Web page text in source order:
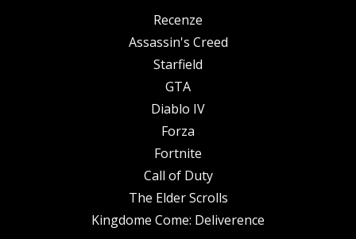
Recenze
Assassin's Creed
Starfield
GTA
Diablo IV
Forza
Fortnite
Call of Duty
The Elder Scrolls
Kingdome Come: Deliverence